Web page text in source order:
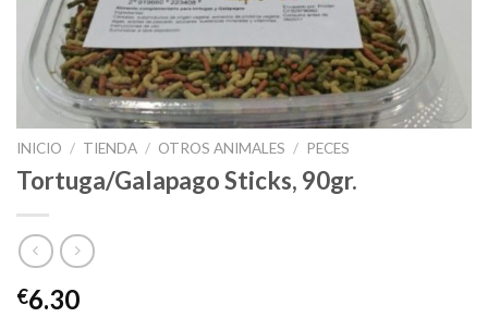
INICIO / TIENDA / OTROS ANIMALES / PECES
Tortuga/Galapago Sticks, 90gr.
€6.30